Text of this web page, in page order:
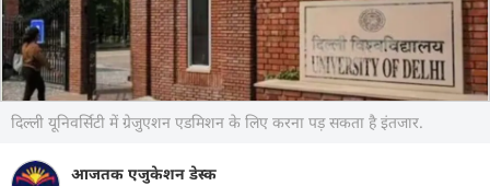
दिल्ली यूनिवर्सिटी में ग्रेजुएशन एडमिशन के लिए करना पड़ सकता है इंतजार.
आजतक एजुकेशन डेस्क